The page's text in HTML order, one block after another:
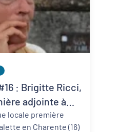
: Brigitte Ricci,
adjointe à
locale première
en Charente (16)